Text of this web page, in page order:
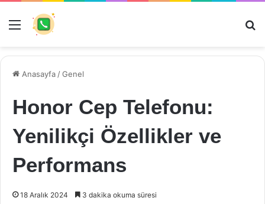
Menü
Anasayfa /Genel
Honor Cep Telefonu:
Yenilikçi Özellikler ve
Performans
18 Aralık 2024 3 dakika okuma süresi